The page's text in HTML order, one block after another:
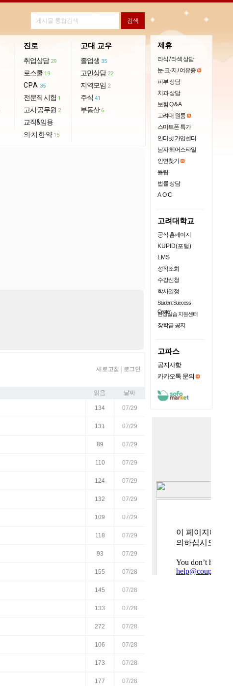
진로
취업상담 29
로스쿨 19
CPA 35
전문직 시험 1
고시·공무원 2
교직&임용
의·치·한·약 15
고대 교우
졸업생 35
고민상담 22
지역모임 2
주식 41
부동산 6
새로고침 로그인
읽음 날짜
134 07/29
131 07/29
89 07/29
110 07/29
124 07/29
132 07/29
109 07/29
118 07/29
93 07/29
155 07/28
145 07/28
133 07/28
272 07/28
106 07/28
173 07/28
177 07/28
제휴
라식 / 라섹 상담
눈·코·지 / 여유증
피부 상담
치과 상담
보험 Q & A
고려대 원룸
스마트폰 특가
인터넷 가입센터
남자 헤어스타일
인연찾기
튤립
법률 상담
AOC
고려대학교
공식 홈페이지
KUPID(포털)
LMS
성적조회
수강신청
학사일정
Student Success
Center
현장실습 지원센터
장학금 공지
고파스
공지사항
카카오톡 문의